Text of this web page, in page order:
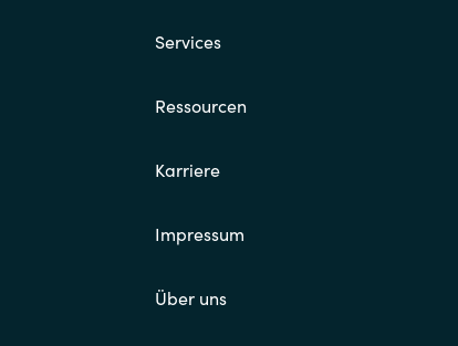
Services
Ressourcen
Karriere
Impressum
Über uns